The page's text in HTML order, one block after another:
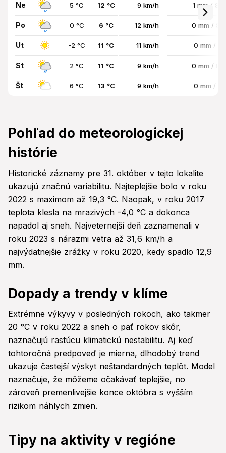
Ne 5 °C 12 °C 9 km/h 1 mm /
Po 0 °C 6 °C 12 km/h 0 mm /
Ut -2 °C 11 °C 11 km/h 0 mm /
St 2 °C 11 °C 9 km/h 0 mm /
Št 6 °C 13 °C 9 km/h 0 mm /
Pohľad do meteorologickej
histórie
Historické záznamy pre 31. október v tejto lokalite
ukazujú značnú variabilitu. Najteplejšie bolo v roku
2022 s maximom až 19,3 °C. Naopak, v roku 2017
teplota klesla na mrazivých -4,0 °C a dokonca
napadol aj sneh. Najveternejší deň zaznamenali v
roku 2023 s nárazmi vetra až 31,6 km/h a
najvýdatnejšie zrážky v roku 2020, kedy spadlo 12,9
mm.
Dopady a trendy v klíme
Extrémne výkyvy v posledných rokoch, ako takmer
20 °C v roku 2022 a sneh o päť rokov skôr,
naznačujú rastúcu klimatickú nestabilitu. Aj keď
tohtoročná predpoveď je mierna, dlhodobý trend
ukazuje častejší výskyt neštandardných teplôt. Model
naznačuje, že môžeme očakávať teplejšie, no
zároveň premenlivejšie konce októbra s vyšším
rizikom náhlych zmien.
Tipy na aktivity v regióne